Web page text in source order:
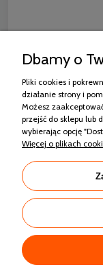
RISEN
CZARNA
564,42 zł
Dbamy o
Pliki cookies i
działanie strony i
Możesz
przejść do sklepu lub
wybierając opcję
Więcej o plikach